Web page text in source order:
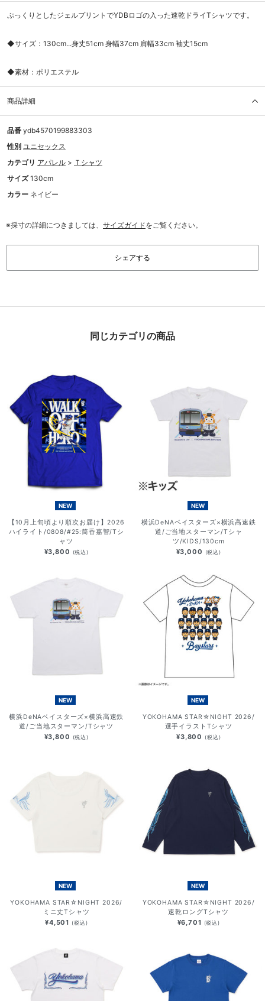
ぷっくりとしたジェルプリントでYDBロゴの入った速乾ドライTシャツです。
◆サイズ：130cm...身丈51cm 身幅37cm 肩幅33cm 袖丈15cm
◆素材：ポリエステル
商品詳細
品番 ydb4570199883303
性別 ユニセックス
カテゴリ アパレル > Ｔシャツ
サイズ 130cm
カラー ネイビー
※採寸の詳細につきましては、 サイズガイドをご覧ください。
シェアする
同じカテゴリの商品
NEW
【10月上旬頃より順次お届け】2026
ハイライト/0808/#25:筒香嘉智/Tシ
ャツ
¥3,800 (税込)
NEW
横浜DeNAベイスターズ×横浜高速鉄
道/ご当地スターマン/Tシャ
ツ/KIDS/130cm
¥3,000 (税込)
NEW
横浜DeNAベイスターズ×横浜高速鉄
道/ご当地スターマン/Tシャツ
¥3,800 (税込)
NEW
YOKOHAMA STAR☆NIGHT 2026/
選手イラストTシャツ
¥3,800 (税込)
NEW
YOKOHAMA STAR☆NIGHT 2026/
ミニ丈Tシャツ
¥4,501 (税込)
NEW
YOKOHAMA STAR☆NIGHT 2026/
速乾ロングTシャツ
¥6,701 (税込)